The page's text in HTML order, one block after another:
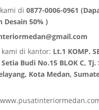
di 0877-0006-0961
Desain 50% )
di kantor: Lt.1 KOMP.
Setia Budi No.15 BLOK C, Tj.
Kota Medan,